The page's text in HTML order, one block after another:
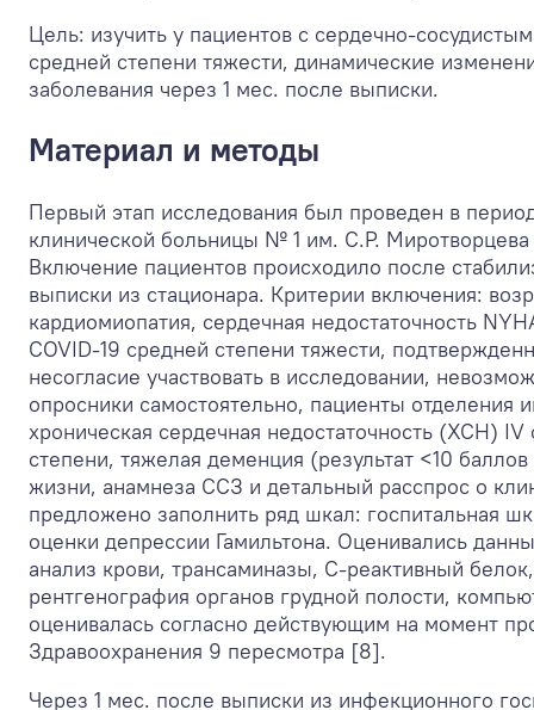
Цель: изучить у пациентов с сердечно-
средней степени тяжести, динамические
заболевания через 1 мес. после выписки.
Материал и методы
Первый этап исследования был проведен в
клинической больницы № 1 им. С.Р.
Включение пациентов происходило после
выписки из стационара. Критерии включения:
кардиомиопатия, сердечная недостаточность
COVID-19 средней степени тяжести,
несогласие участвовать в исследовании,
опросники самостоятельно, пациенты
хроническая сердечная недостаточность (ХСН)
степени, тяжелая деменция (результат <10
жизни, анамнеза ССЗ и детальный расспрос о
предложено заполнить ряд шкал: госпитальная
оценки депрессии Гамильтона. Оценивались
анализ крови, трансаминазы, С-реактивный
рентгенография органов грудной полости,
оценивалась согласно действующим на момент
Здравоохранения 9 пересмотра [8].
Через 1 мес. после выписки из инфекционного